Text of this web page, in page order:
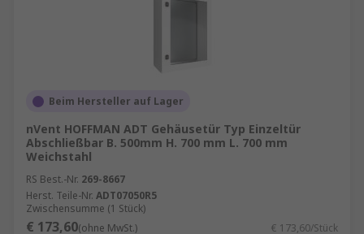
Beim Hersteller auf Lager
nVent HOFFMAN ADT Gehäusetür Typ Einzeltür
Abschließbar B. 500mm H. 700 mm L. 700 mm
Weichstahl
RS Best.-Nr. 269-8667
Herst. Teile-Nr. ADT07050R5
Zwischensumme (1 Stück)
€ 173,60(ohne MwSt.) € 173,60/Stück